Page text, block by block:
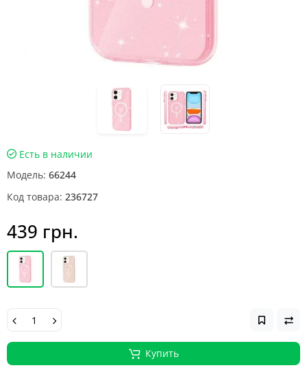
Есть в наличии
Модель: 66244
Код товара: 236727
439 грн.
Купить